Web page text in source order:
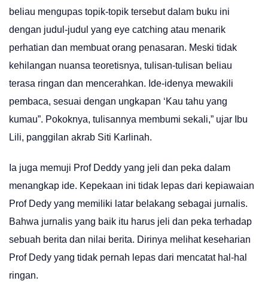
beliau mengupas topik-topik tersebut dalam buku ini
dengan judul-judul yang eye catching atau menarik
perhatian dan membuat orang penasaran. Meski tidak
kehilangan nuansa teoretisnya, tulisan-tulisan beliau
terasa ringan dan mencerahkan. Ide-idenya mewakili
pembaca, sesuai dengan ungkapan ‘Kau tahu yang
kumau”. Pokoknya, tulisannya membumi sekali,” ujar Ibu
Lili, panggilan akrab Siti Karlinah.
Ia juga memuji Prof Deddy yang jeli dan peka dalam
menangkap ide. Kepekaan ini tidak lepas dari kepiawaian
Prof Dedy yang memiliki latar belakang sebagai jurnalis.
Bahwa jurnalis yang baik itu harus jeli dan peka terhadap
sebuah berita dan nilai berita. Dirinya melihat keseharian
Prof Dedy yang tidak pernah lepas dari mencatat hal-hal
ringan.